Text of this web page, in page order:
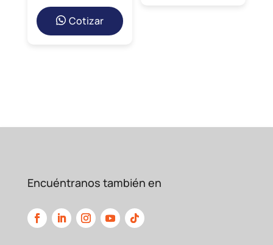
correcto para tu necesidad, y la logística
para que llegue seguro a tus
tu aliado estratégico en componentes de
Cotizar
Encuéntranos también en